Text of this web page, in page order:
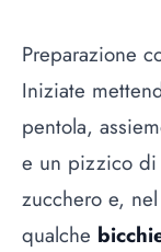
Preparazione
Iniziate
pentola,
e un pizzico di
zucchero e,
qualche